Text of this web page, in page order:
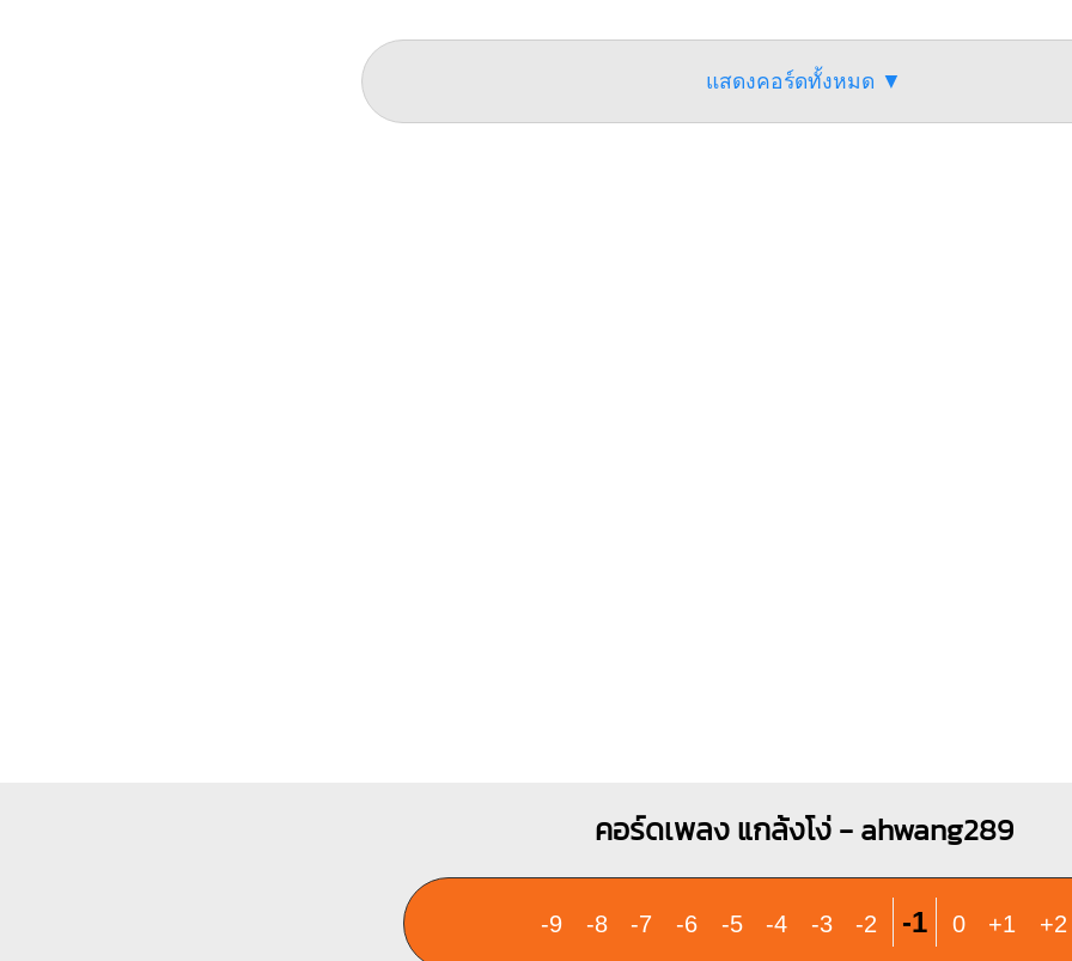
แสดงคอร์ดทั้งหมด ▼
คอร์ดเพลง แกล้งโง่ - ahwang289
-9 -8 -7 -6 -5 -4 -3 -2 -1 0 +1 +2